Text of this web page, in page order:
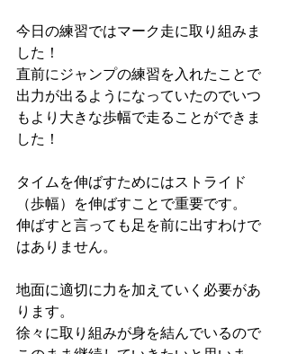
今日の練習ではマーク走に取り組みま
した！
直前にジャンプの練習を入れたことで
出力が出るようになっていたのでいつ
もより大きな歩幅で走ることができま
した！
タイムを伸ばすためにはストライド
（歩幅）を伸ばすことで重要です。
伸ばすと言っても足を前に出すわけで
はありません。
地面に適切に力を加えていく必要があ
ります。
徐々に取り組みが身を結んでいるので